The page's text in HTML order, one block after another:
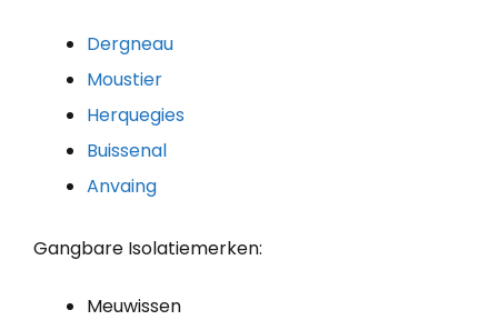
Dergneau
Moustier
Herquegies
Buissenal
Anvaing
Gangbare Isolatiemerken:
Meuwissen